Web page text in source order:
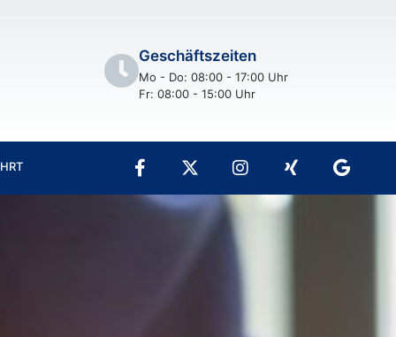
Geschäftszeiten
Mo - Do: 08:00 - 17:00 Uhr
Fr: 08:00 - 15:00 Uhr